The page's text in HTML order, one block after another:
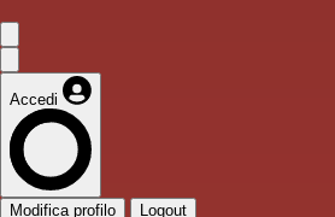
Accedi
Modifica profilo Logout